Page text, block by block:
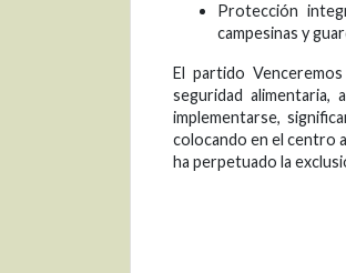
Protección
campesinas y
El partido
seguridad
implementarse,
colocando en el centro
ha perpetuado la